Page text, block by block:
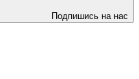
Подпишись на нас